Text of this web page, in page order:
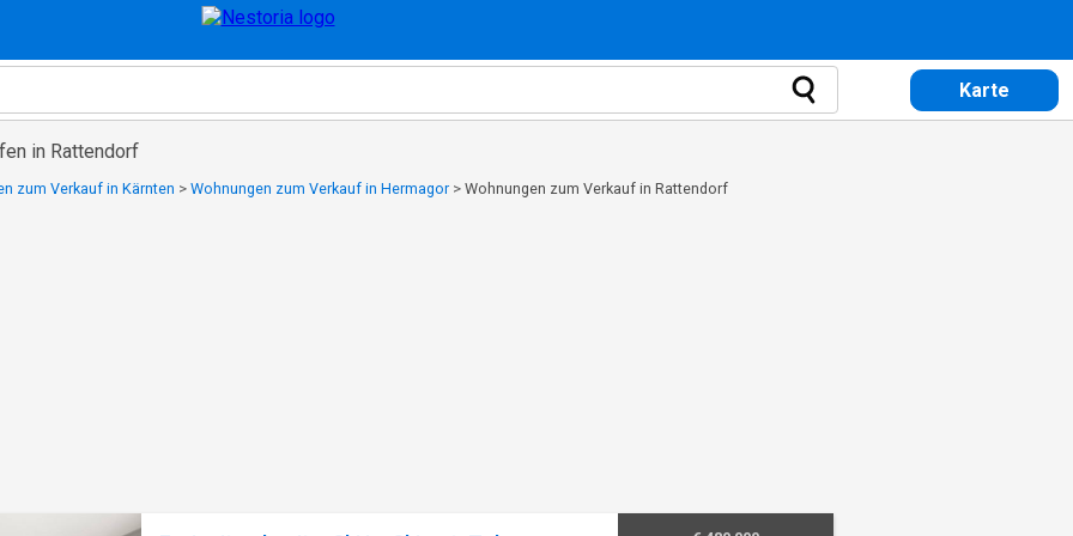
Karte
in Rattendorf
zum Verkauf in Kärnten > Wohnungen zum Verkauf in Hermagor > Wohnungen zum Verkauf in Rattendorf